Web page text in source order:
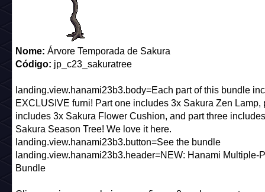
Nome: Árvore Temporada de Sakura
Código: jp_c23_sakuratree
landing.view.hanami23b3.body=Each part of this bundle
EXCLUSIVE furni! Part one includes 3x Sakura Zen Lamp,
includes 3x Sakura Flower Cushion, and part three
Sakura Season Tree! We love it here.
landing.view.hanami23b3.button=See the bundle
landing.view.hanami23b3.header=NEW: Hanami Multiple-
Bundle